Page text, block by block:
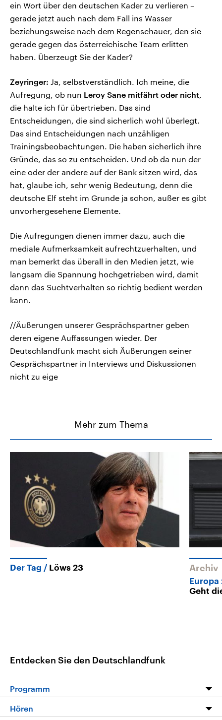
ein Wort über den deutschen Kader zu verlieren –
gerade jetzt auch nach dem Fall ins Wasser
beziehungsweise nach dem Regenschauer, den sie
gerade gegen das österreichische Team erlitten
haben. Überzeugt Sie der Kader?
Zeyringer: Ja, selbstverständlich. Ich meine, die
Aufregung, ob nun Leroy Sane mitfährt oder nicht,
die halte ich für übertrieben. Das sind
Entscheidungen, die sind sicherlich wohl überlegt.
Das sind Entscheidungen nach unzähligen
Trainingsbeobachtungen. Die haben sicherlich ihre
Gründe, das so zu entscheiden. Und ob da nun der
eine oder der andere auf der Bank sitzen wird, das
hat, glaube ich, sehr wenig Bedeutung, denn die
deutsche Elf steht im Grunde ja schon, außer es gibt
unvorhergesehene Elemente.
Die Aufregungen dienen immer dazu, auch die
mediale Aufmerksamkeit aufrechtzuerhalten, und
man bemerkt das überall in den Medien jetzt, wie
langsam die Spannung hochgetrieben wird, damit
dann das Suchtverhalten so richtig bedient werden
kann.
//Äußerungen unserer Gesprächspartner geben
deren eigene Auffassungen wieder. Der
Deutschlandfunk macht sich Äußerungen seiner
Gesprächspartner in Interviews und Diskussionen
nicht zu eige
Mehr zum Thema
Der Tag Löws 23 Archiv
Geht
Entdecken Sie den Deutschlandfunk
Programm
Programm
Hören